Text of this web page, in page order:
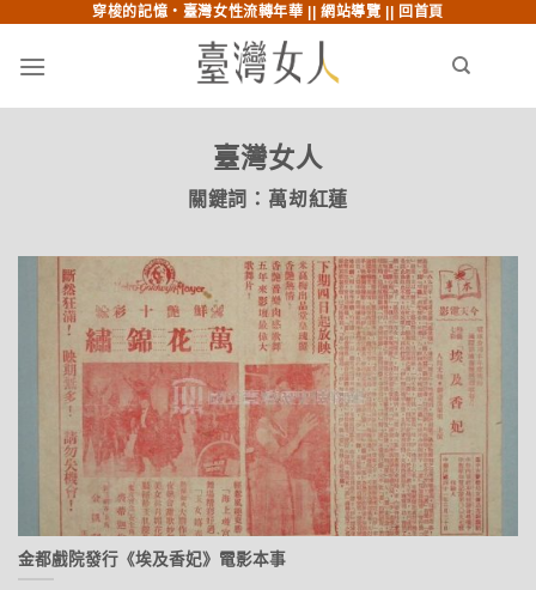
跳至內文
跳至索引列穿梭的記憶‧臺灣女性流轉年華 ||網站導覽 || 回首頁
臺灣女人
關鍵詞： 萬刼紅蓮
金都戲院發行《埃及香妃》電影本事